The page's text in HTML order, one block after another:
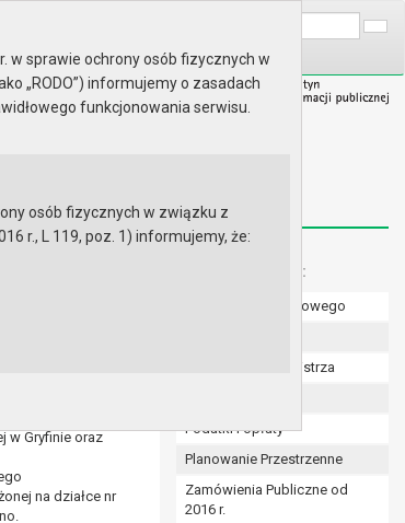
w Gryfinie oraz
na działce nr
Menu dodatkowe:
Numer konta bankowego
Zarządzenia Burmistrza
Podatki i opłaty
Planowanie Przestrzenne
Zamówienia Publiczne od
2016 r.
w sprawie ochrony osób fizycznych w
„RODO”) informujemy o zasadach
funkcjonowania serwisu.
osób fizycznych w związku z
r., L 119, poz. 1) informujemy, że:
poz. 1875 ze zm.) oraz z